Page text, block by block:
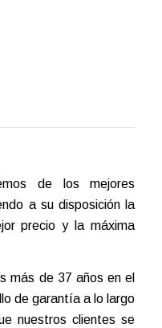
de los mejores
a su disposición la
precio y la máxima
más de 37 años en el
de garantía a lo largo
nuestros clientes se